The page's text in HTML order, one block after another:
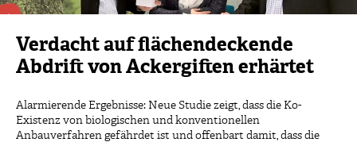
Verdacht auf flächendeckende
Abdrift von Ackergiften erhärtet
Alarmierende Ergebnisse: Neue Studie zeigt, dass die Ko-
Existenz von biologischen und konventionellen
Anbauverfahren gefährdet ist und offenbart damit, dass die